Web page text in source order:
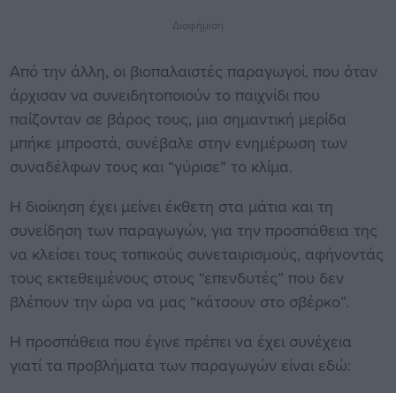
Διαφήμιση
Από την άλλη, οι βιοπαλαιστές παραγωγοί, που όταν
άρχισαν να συνειδητοποιούν το παιχνίδι που
παίζονταν σε βάρος τους, μια σημαντική μερίδα
μπήκε μπροστά, συνέβαλε στην ενημέρωση των
συναδέλφων τους και “γύρισε” το κλίμα.
Η διοίκηση έχει μείνει έκθετη στα μάτια και τη
συνείδηση των παραγωγών, για την προσπάθεια της
να κλείσει τους τοπικούς συνεταιρισμούς, αφήνοντάς
τους εκτεθειμένους στους “επενδυτές” που δεν
βλέπουν την ώρα να μας “κάτσουν στο σβέρκο”.
Η προσπάθεια που έγινε πρέπει να έχει συνέχεια
γιατί τα προβλήματα των παραγωγών είναι εδώ: